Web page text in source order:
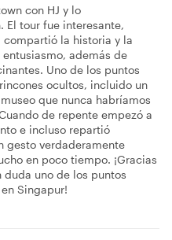
con HJ y lo
El tour fue interesante,
compartió la historia y la
además de
Uno de los puntos
ocultos, incluido un
que nunca habríamos
de repente empezó a
e incluso repartió
gesto verdaderamente
en poco tiempo. ¡Gracias
uno de los puntos
Singapur!